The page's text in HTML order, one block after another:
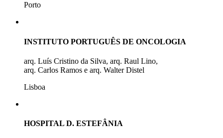
Porto
INSTITUTO PORTUGUÊS DE ONCOLOGIA
arq. Luís Cristino da Silva, arq. Raul Lino,
arq. Carlos Ramos e arq. Walter Distel
Lisboa
HOSPITAL D. ESTEFÂNIA